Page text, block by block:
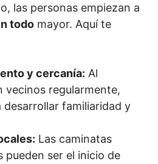
las personas empiezan a
todo mayor. Aquí te
y cercanía: Al
vecinos regularmente,
desarrollar familiaridad y
Las caminatas
pueden ser el inicio de